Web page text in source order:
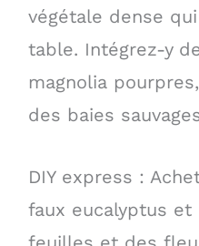
végétale dense
table. Intégrez-y
magnolia
des baies
DIY express :
faux eucalyptus et